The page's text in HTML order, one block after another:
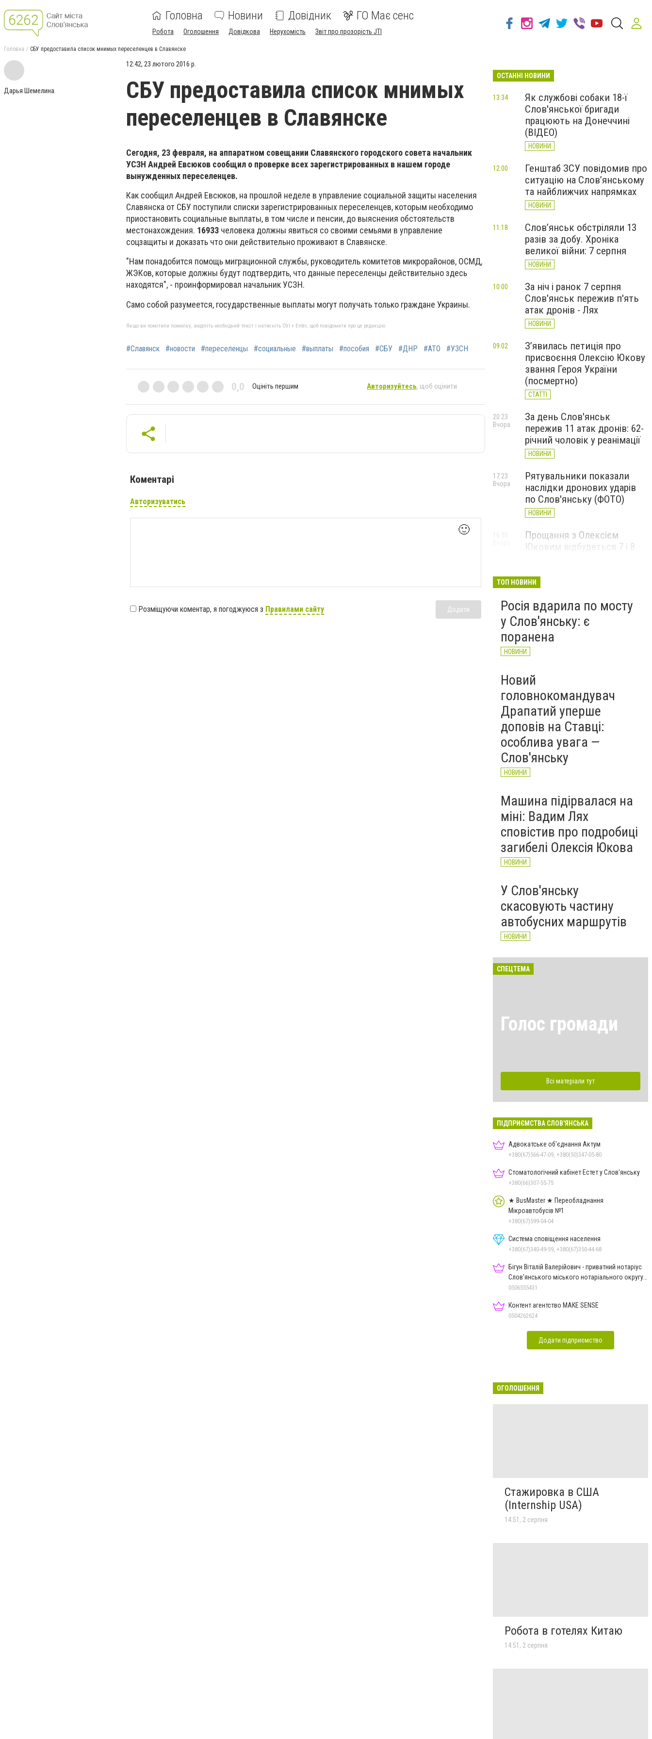
Головна Новини Довідник ГО Має сенс
Робота Оголошення Довідкова Нерухомість Звіт про прозорість JTI
Головна СБУ предоставила список мнимых переселенцев в Славянске
Дарья Шемелина
12:42, 23 лютого 2016 р.
СБУ предоставила список мнимых
переселенцев в Славянске
Сегодня, 23 февраля, на аппаратном совещании Славянского городского совета начальник
УСЗН Андрей Евсюков сообщил о проверке всех зарегистрированных в нашем городе
вынужденных переселенцев.
Как сообщил Андрей Евсюков, на прошлой неделе в управление социальной защиты населения
Славянска от СБУ поступили списки зарегистрированных переселенцев, которым необходимо
приостановить социальные выплаты, в том числе и пенсии, до выяснения обстоятельств
местонахождения. 16933 человека должны явиться со своими семьями в управление
соцзащиты и доказать что они действительно проживают в Славянске.
"Нам понадобится помощь миграционной службы, руководитель комитетов микрорайонов, ОСМД,
ЖЭКов, которые должны будут подтвердить, что данные переселенцы действительно здесь
находятся", - проинформировал начальник УСЗН.
Само собой разумеется, государственные выплаты могут получать только граждане Украины.
Якщо ви помітили помилку, виділіть необхідний текст і натисніть Ctrl + Enter, щоб повідомити про це редакцію
#Славянск #новости #переселенцы #социальные #выплаты #пособия #СБУ #ДНР #АТО #УЗСН
0,0 Оцініть першим Авторизуйтесь, щоб оцінити
Коментарі
Авторизуватись
🙂
Розміщуючи коментар, я погоджуюся з Правилами сайту Додати
ОСТАННІ НОВИНИ
Як службові собаки 18-ї
Слов'янської бригади
працюють на Донеччині
(ВІДЕО)
НОВИНИ
13:34
Генштаб ЗСУ повідомив про
ситуацію на Слов’янському
та найближчих напрямках
НОВИНИ
12:00
Слов’янськ обстріляли 13
разів за добу. Хроніка
великої війни: 7 серпня
НОВИНИ
11:18
За ніч і ранок 7 серпня
Слов'янськ пережив п'ять
атак дронів - Лях
НОВИНИ
10:00
З’явилась петиція про
присвоєння Олексію Юкову
звання Героя України
(посмертно)
СТАТТІ
09:02
За день Слов'янськ
пережив 11 атак дронів: 62-
річний чоловік у реанімації
НОВИНИ
20:23
Вчора
Рятувальники показали
наслідки дронових ударів
по Слов'янську (ФОТО)
НОВИНИ
17:23
Вчора
Прощання з Олексієм
Юковим відбудеться 7 і 8
ТОП НОВИНИ
Росія вдарила по мосту
у Слов'янську: є
поранена
НОВИНИ
Новий
головнокомандувач
Драпатий уперше
доповів на Ставці:
особлива увага —
Слов'янську
НОВИНИ
Машина підірвалася на
міні: Вадим Лях
сповістив про подробиці
загибелі Олексія Юкова
НОВИНИ
У Слов'янську
скасовують частину
автобусних маршрутів
НОВИНИ
СПЕЦТЕМА
Голос громади
Всі матеріали тут
ПІДПРИЄМСТВА СЛОВ'ЯНСЬКА
Адвокатське об'єднання Актум
+380(67)566-47-09, +380(50)347-05-80
Стоматологічний кабінет Естет у Слов'янську
+380(66)307-55-75
★ BusMaster ★ Переобладнання
Мікроавтобусів №1
+380(67)599-04-04
Система сповіщення населення
+380(67)340-49-59, +380(67)350-44-68
Бігун Віталій Валерійович - приватний нотаріус
Слов'янського міського нотаріального округу
Дон.обл.
0506555431
Контент агентство MAKE SENSE
0504262624
Додати підприємство
ОГОЛОШЕННЯ
Стажировка в США
(Internship USA)
14:51, 2 серпня
Робота в готелях Китаю
14:51, 2 серпня